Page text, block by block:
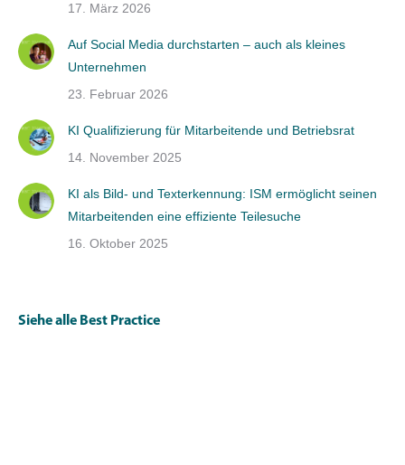
17. März 2026
Auf Social Media durchstarten – auch als kleines
Unternehmen
23. Februar 2026
KI Qualifizierung für Mitarbeitende und Betriebsrat
14. November 2025
KI als Bild- und Texterkennung: ISM ermöglicht seinen
Mitarbeitenden eine effiziente Teilesuche
16. Oktober 2025
Siehe alle Best Practice